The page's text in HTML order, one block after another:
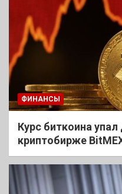
ФИНАНСЫ
Курс биткоина упал
криптобирже